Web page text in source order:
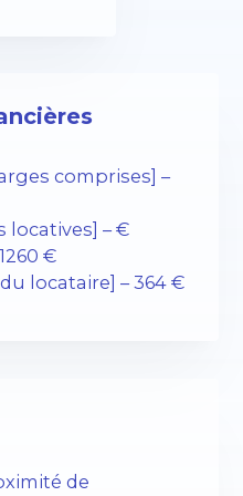
comprises] –
locatives] – €
€
locataire] – 364 €
de